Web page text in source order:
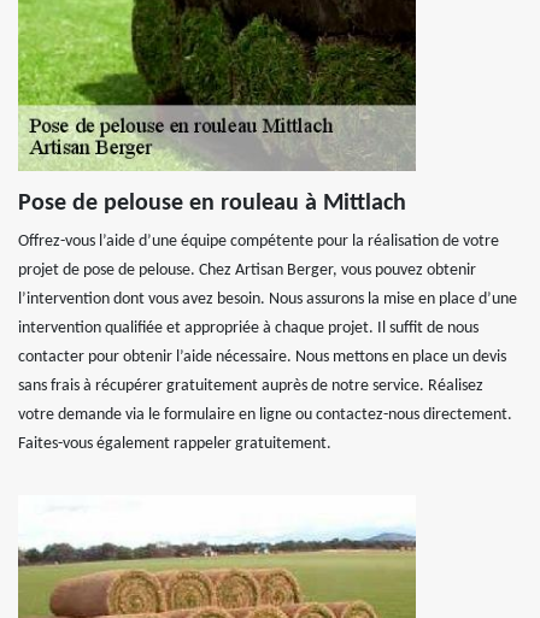
Pose de pelouse en rouleau à Mittlach
Offrez-vous l’aide d’une équipe compétente pour la réalisation de votre
projet de pose de pelouse. Chez Artisan Berger, vous pouvez obtenir
l’intervention dont vous avez besoin. Nous assurons la mise en place d’une
intervention qualifiée et appropriée à chaque projet. Il suffit de nous
contacter pour obtenir l’aide nécessaire. Nous mettons en place un devis
sans frais à récupérer gratuitement auprès de notre service. Réalisez
votre demande via le formulaire en ligne ou contactez-nous directement.
Faites-vous également rappeler gratuitement.